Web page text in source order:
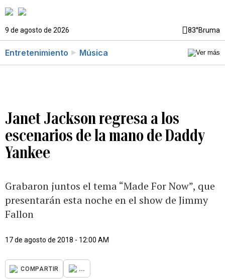
9 de agosto de 2026 83°Bruma
Entretenimiento Música
Janet Jackson regresa a los
escenarios de la mano de Daddy
Yankee
Grabaron juntos el tema “Made For Now”, que
presentarán esta noche en el show de Jimmy
Fallon
17 de agosto de 2018 - 12:00 AM
COMPARTIR ...